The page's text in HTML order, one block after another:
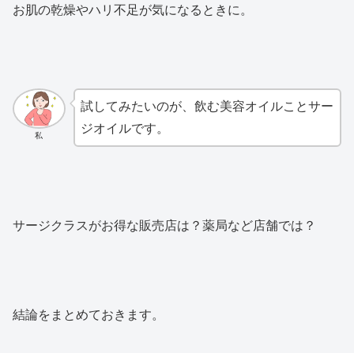
お肌の乾燥やハリ不足が気になるときに。
私
試してみたいのが、飲む美容オイルことサー
ジオイルです。
サージクラスがお得な販売店は？薬局など店舗では？
結論をまとめておきます。